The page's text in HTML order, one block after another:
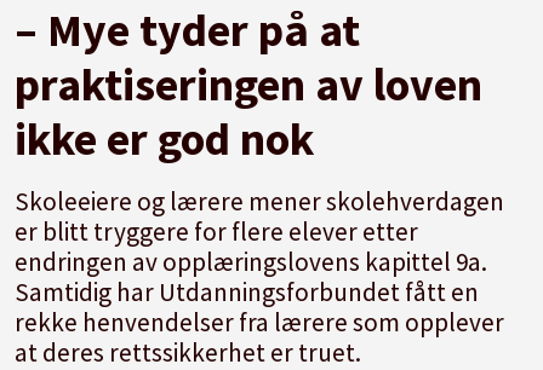
– Mye tyder på at
praktiseringen av loven
ikke er god nok
Skoleeiere og lærere mener skolehverdagen
er blitt tryggere for flere elever etter
endringen av opplæringslovens kapittel 9a.
Samtidig har Utdanningsforbundet fått en
rekke henvendelser fra lærere som opplever
at deres rettssikkerhet er truet.